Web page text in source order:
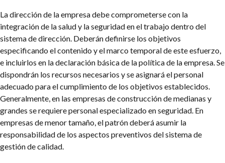
La dirección de la empresa debe comprometerse con la
integración de la salud y la seguridad en el trabajo dentro del
sistema de dirección. Deberán definirse los objetivos
especificando el contenido y el marco temporal de este esfuerzo,
e incluirlos en la declaración básica de la política de la empresa. Se
dispondrán los recursos necesarios y se asignará el personal
adecuado para el cumplimiento de los objetivos establecidos.
Generalmente, en las empresas de construcción de medianas y
grandes se requiere personal especializado en seguridad. En
empresas de menor tamaño, el patrón deberá asumir la
responsabilidad de los aspectos preventivos del sistema de
gestión de calidad.